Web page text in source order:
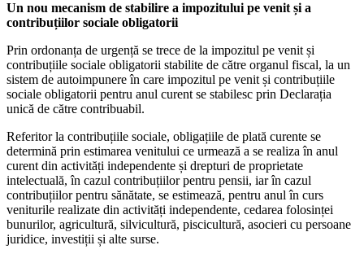
Un nou mecanism de stabilire a impozitului pe venit și a
contribuțiilor sociale obligatorii
Prin ordonanța de urgență se trece de la impozitul pe venit și
contribuțiile sociale obligatorii stabilite de către organul fiscal, la un
sistem de autoimpunere în care impozitul pe venit și contribuțiile
sociale obligatorii pentru anul curent se stabilesc prin Declarația
unică de către contribuabil.
Referitor la contribuțiile sociale, obligațiile de plată curente se
determină prin estimarea venitului ce urmează a se realiza în anul
curent din activități independente și drepturi de proprietate
intelectuală, în cazul contribuțiilor pentru pensii, iar în cazul
contribuțiilor pentru sănătate, se estimează, pentru anul în curs
veniturile realizate din activități independente, cedarea folosinței
bunurilor, agricultură, silvicultură, piscicultură, asocieri cu persoane
juridice, investiții și alte surse.